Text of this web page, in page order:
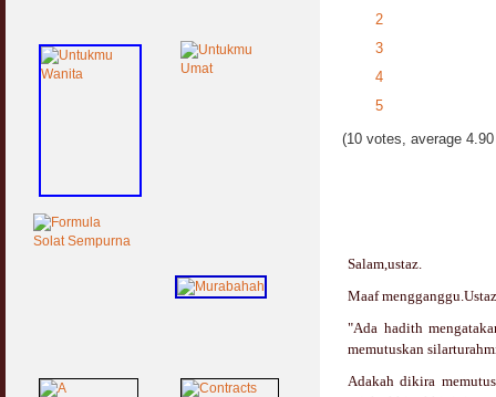
2
3
4
5
(10 votes, average
Salam,ustaz.
Maaf
"Ada hadith
memutuskan
Adakah dikira